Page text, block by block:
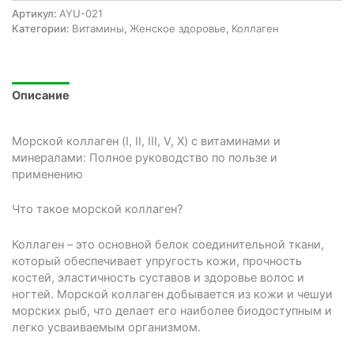
Артикул: AYU-021
Категории: Витамины, Женское здоровье, Коллаген
Описание
Морской коллаген (I, II, III, V, X) с витаминами и
минералами: Полное руководство по пользе и
применению
Что такое морской коллаген?
Коллаген – это основной белок соединительной ткани,
который обеспечивает упругость кожи, прочность
костей, эластичность суставов и здоровье волос и
ногтей. Морской коллаген добывается из кожи и чешуи
морских рыб, что делает его наиболее биодоступным и
легко усваиваемым организмом.